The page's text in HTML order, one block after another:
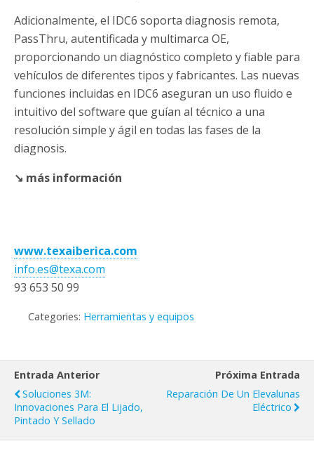
Adicionalmente, el IDC6 soporta diagnosis remota,
PassThru, autentificada y multimarca OE,
proporcionando un diagnóstico completo y fiable para
vehículos de diferentes tipos y fabricantes. Las nuevas
funciones incluidas en IDC6 aseguran un uso fluido e
intuitivo del software que guían al técnico a una
resolución simple y ágil en todas las fases de la
diagnosis.
↘ más información
www.texaiberica.com
info.es@texa.com
93 653 50 99
Categories: Herramientas y equipos
Entrada Anterior
Soluciones 3M:
Innovaciones Para El Lijado,
Pintado Y Sellado
Próxima Entrada
Reparación De Un Elevalunas
Eléctrico